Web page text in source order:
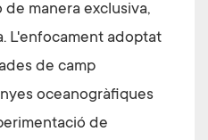
manera exclusiva,
L'enfocament adoptat
de camp
oceanogràfiques
de